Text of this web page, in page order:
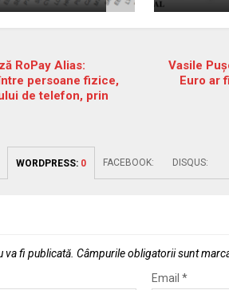
RoPay Alias:
persoane fizice,
de telefon, prin
Vasile
Euro ar
WORDPRESS: 0 FACEBOOK: DISQUS:
va fi publicată. Câmpurile obligatorii sunt
Email *